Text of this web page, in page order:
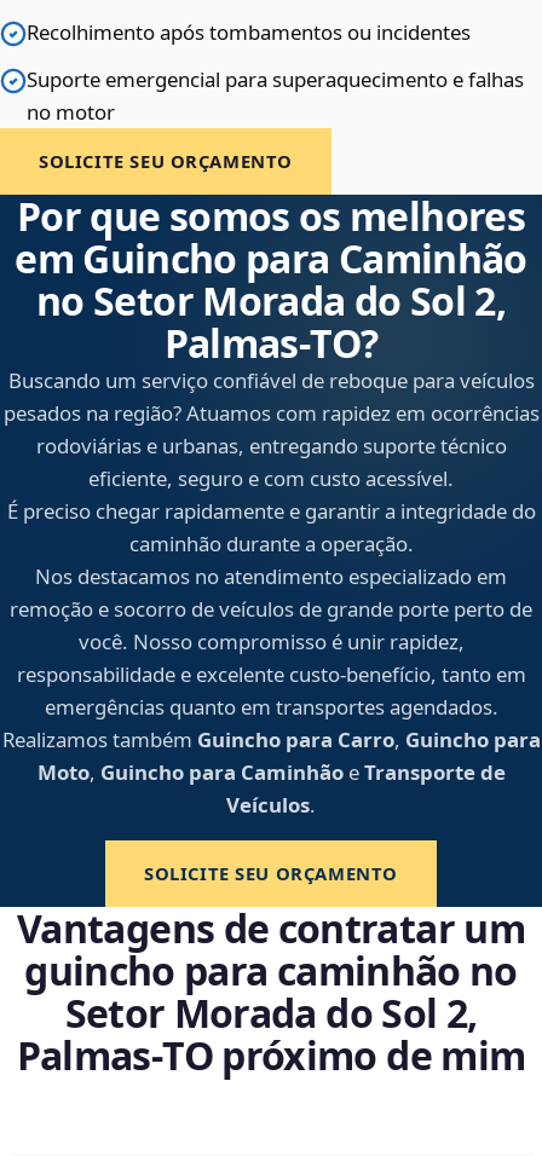
Recolhimento após tombamentos ou incidentes
Suporte emergencial para superaquecimento e falhas
no motor
SOLICITE SEU ORÇAMENTO
Por que somos os melhores
em Guincho para Caminhão
no Setor Morada do Sol 2,
Palmas‑TO?
Buscando um serviço confiável de reboque para veículos
pesados na região? Atuamos com rapidez em ocorrências
rodoviárias e urbanas, entregando suporte técnico
eficiente, seguro e com custo acessível.
É preciso chegar rapidamente e garantir a integridade do
caminhão durante a operação.
Nos destacamos no atendimento especializado em
remoção e socorro de veículos de grande porte perto de
você. Nosso compromisso é unir rapidez,
responsabilidade e excelente custo-benefício, tanto em
emergências quanto em transportes agendados.
Realizamos também Guincho para Carro, Guincho para
Moto, Guincho para CaminhãoeTransporte de
Veículos.
SOLICITE SEU ORÇAMENTO
Vantagens de contratar um
guincho para caminhão no
Setor Morada do Sol 2,
Palmas‑TO próximo de mim